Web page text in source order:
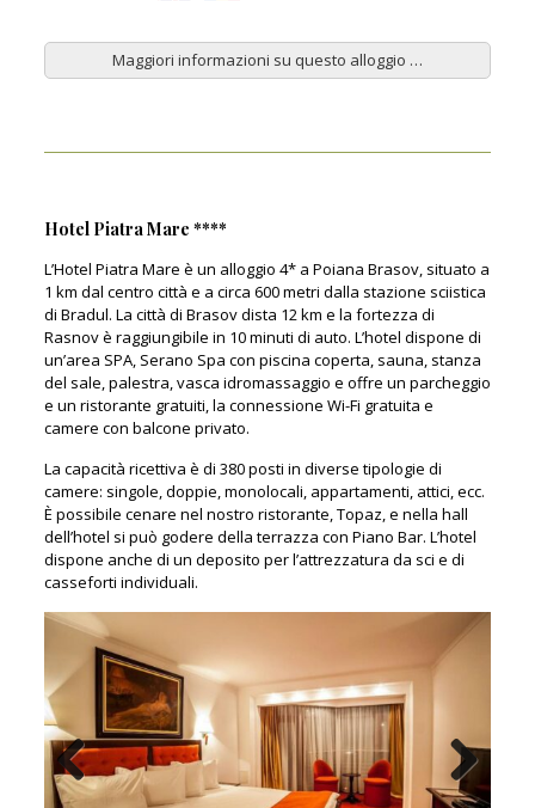
Maggiori informazioni su questo alloggio …
Hotel Piatra Mare ****
L’Hotel Piatra Mare è un alloggio 4* a Poiana Brasov, situato a
1 km dal centro città e a circa 600 metri dalla stazione sciistica
di Bradul. La città di Brasov dista 12 km e la fortezza di
Rasnov è raggiungibile in 10 minuti di auto. L’hotel dispone di
un’area SPA, Serano Spa con piscina coperta, sauna, stanza
del sale, palestra, vasca idromassaggio e offre un parcheggio
e un ristorante gratuiti, la connessione Wi-Fi gratuita e
camere con balcone privato.
La capacità ricettiva è di 380 posti in diverse tipologie di
camere: singole, doppie, monolocali, appartamenti, attici, ecc.
È possibile cenare nel nostro ristorante, Topaz, e nella hall
dell’hotel si può godere della terrazza con Piano Bar. L’hotel
dispone anche di un deposito per l’attrezzatura da sci e di
casseforti individuali.
Previous Next